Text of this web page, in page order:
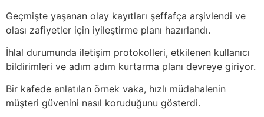
Geçmişte yaşanan olay kayıtları şeffafça arşivlendi ve
olası zafiyetler için iyileştirme planı hazırlandı.
İhlal durumunda iletişim protokolleri, etkilenen kullanıcı
bildirimleri ve adım adım kurtarma planı devreye giriyor.
Bir kafede anlatılan örnek vaka, hızlı müdahalenin
müşteri güvenini nasıl koruduğunu gösterdi.